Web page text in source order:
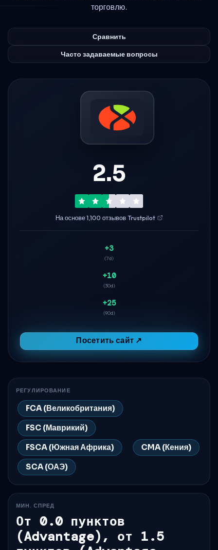
торговлю.
Сравнить
Часто задаваемые вопросы
2.5
На основе 1,100 отзывов Trustpilot
+3
(7d)
+10
(30d)
+25
(90d)
Посетить сайт ↗
РЕГУЛИРОВАНИЕ
FCA (Великобритания)
FSC (Маврикий)
FSCA (Южная Африка)
CMA (Кения)
SCA (ОАЭ)
МИН. СПРЕД
От 0.0 пунктов
(Advantage), от 1.5